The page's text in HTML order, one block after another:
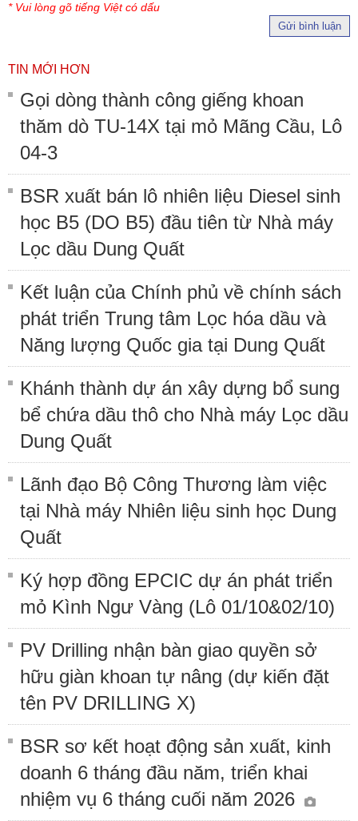
* Vui lòng gõ tiếng Việt có dấu
Gửi bình luận
TIN MỚI HƠN
Gọi dòng thành công giếng khoan
thăm dò TU-14X tại mỏ Mãng Cầu, Lô
04-3
BSR xuất bán lô nhiên liệu Diesel sinh
học B5 (DO B5) đầu tiên từ Nhà máy
Lọc dầu Dung Quất
Kết luận của Chính phủ về chính sách
phát triển Trung tâm Lọc hóa dầu và
Năng lượng Quốc gia tại Dung Quất
Khánh thành dự án xây dựng bổ sung
bể chứa dầu thô cho Nhà máy Lọc dầu
Dung Quất
Lãnh đạo Bộ Công Thương làm việc
tại Nhà máy Nhiên liệu sinh học Dung
Quất
Ký hợp đồng EPCIC dự án phát triển
mỏ Kình Ngư Vàng (Lô 01/10&02/10)
PV Drilling nhận bàn giao quyền sở
hữu giàn khoan tự nâng (dự kiến đặt
tên PV DRILLING X)
BSR sơ kết hoạt động sản xuất, kinh
doanh 6 tháng đầu năm, triển khai
nhiệm vụ 6 tháng cuối năm 2026